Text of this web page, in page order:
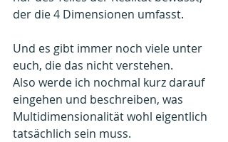
der die 4 Dimensionen umfasst.
Und es gibt immer noch viele unter
euch, die das nicht verstehen.
Also werde ich nochmal kurz darauf
eingehen und beschreiben, was
Multidimensionalität wohl eigentlich
tatsächlich sein muss.